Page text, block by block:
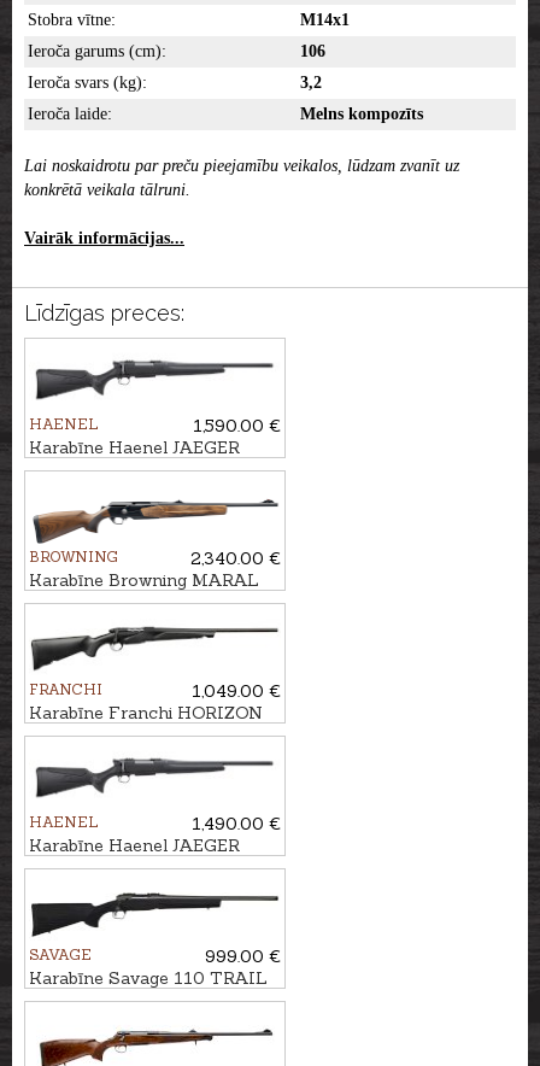
Stobra vītne:
M14x1
Ieroča garums (cm):
106
Ieroča svars (kg):
3,2
Ieroča laide:
Melns kompozīts
Lai noskaidrotu par preču pieejamību veikalos, lūdzam zvanīt uz
konkrētā veikala tālruni.
Vairāk informācijas...
Līdzīgas preces:
HAENEL
1,590.00 €
Karabīne Haenel JAEGER
EVO kal. .300Win.Mag. M15x1
BROWNING
2,340.00 €
Karabīne Browning MARAL
4X Hunter Bavarian Wood
Gr.2, kal. .308Win. M14x1
FRANCHI
1,049.00 €
Karabīne Franchi HORIZON
Black Synt kal. .223Rem.
HAENEL
1,490.00 €
Karabīne Haenel JAEGER
EVO kal. .308Win., M15x1
SAVAGE
999.00 €
Karabīne Savage 110 TRAIL
Hunter Lite kal. .223Rem.